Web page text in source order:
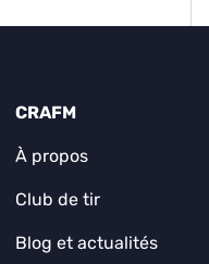
CRAFM
À propos
Club de tir
Blog et actualités